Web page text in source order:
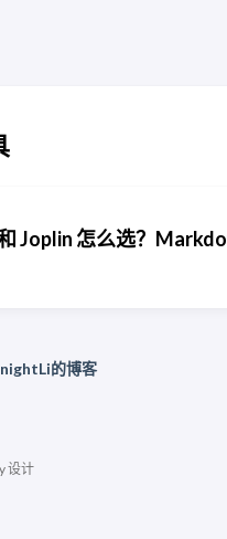
Joplin 怎么选？
的博客
设计